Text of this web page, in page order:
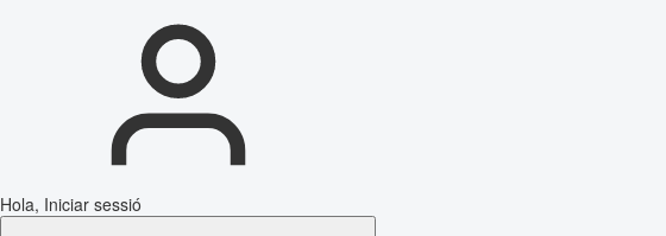
Hola, Iniciar sessió